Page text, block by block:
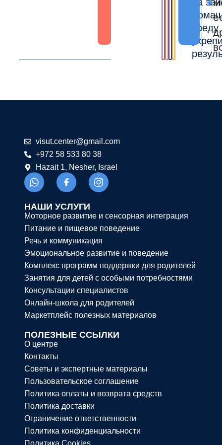
moc.liamg
@retnec.tusiv
+972 58 533 80 38
Hazait 1, Nesher, Israel
НАШИ УСЛУГИ
Моторное развитие и сенсорная интеграция
Питание и пищевое поведение
Речь и коммуникация
Эмоциональное развитие и поведение
Комплекс программ поддержки для родителей
Занятия для детей с особыми потребностями
Консультации специалистов
Онлайн-школа для родителей
Маркетплейс полезных материалов
ПОЛЕЗНЫЕ ССЫЛКИ
О центре
Контакты
Советы и экспертные материалы
Пользовательское соглашение
Политика оплаты и возврата средств
Политика доставки
Ограничение ответственности
Политика конфиденциальности
Политика Cookies